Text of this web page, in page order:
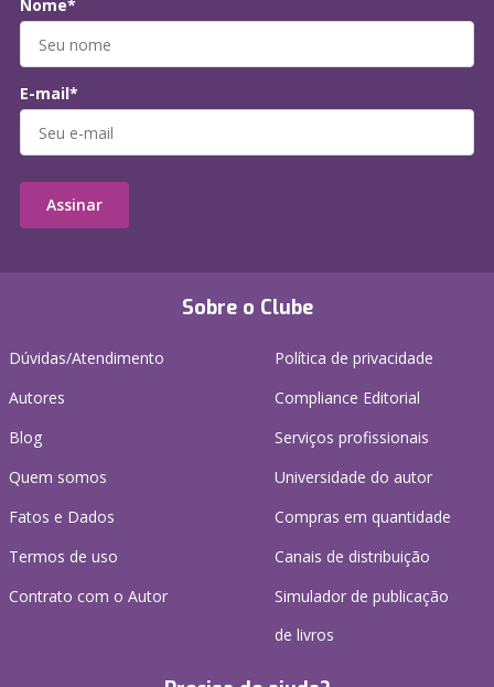
Sobre o Clube
Dúvidas/Atendimento
Autores
Blog
Quem somos
Fatos e Dados
Termos de uso
Contrato com o Autor
Política de privacidade
Compliance Editorial
Serviços profissionais
Universidade do autor
Compras em quantidade
Canais de distribuição
Simulador de publicação
de livros
Nome*
E-mail*
Assinar